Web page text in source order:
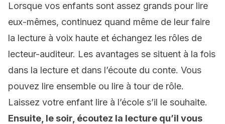
Lorsque vos enfants sont assez grands pour lire
eux-mêmes, continuez quand même de leur faire
la lecture à voix haute et échangez les rôles de
lecteur-auditeur. Les avantages se situent à la fois
dans la lecture et dans l’écoute du conte. Vous
pouvez lire ensemble ou lire à tour de rôle.
Laissez votre enfant lire à l’école s’il le souhaite.
Ensuite, le soir, écoutez la lecture qu’il vous